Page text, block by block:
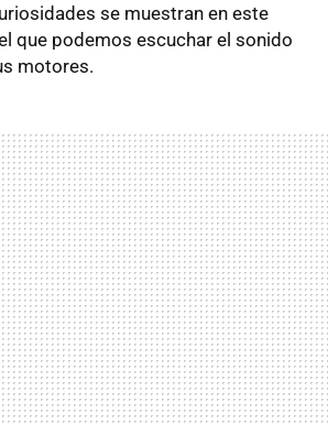
se muestran en este
que podemos escuchar el sonido
motores.